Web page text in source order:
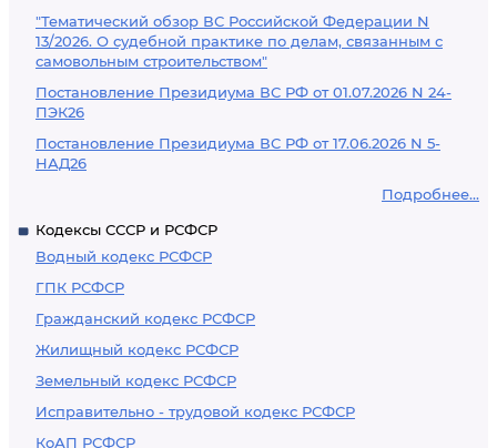
"Тематический обзор ВС Российской Федерации N
13/2026. О судебной практике по делам, связанным с
самовольным строительством"
Постановление Президиума ВС РФ от 01.07.2026 N 24-
ПЭК26
Постановление Президиума ВС РФ от 17.06.2026 N 5-
НАД26
Подробнее...
Кодексы СССР и РСФСР
Водный кодекс РСФСР
ГПК РСФСР
Гражданский кодекс РСФСР
Жилищный кодекс РСФСР
Земельный кодекс РСФСР
Исправительно - трудовой кодекс РСФСР
КоАП РСФСР